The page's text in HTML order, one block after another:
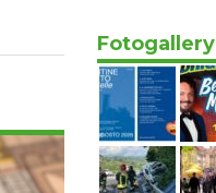
Fotogallery